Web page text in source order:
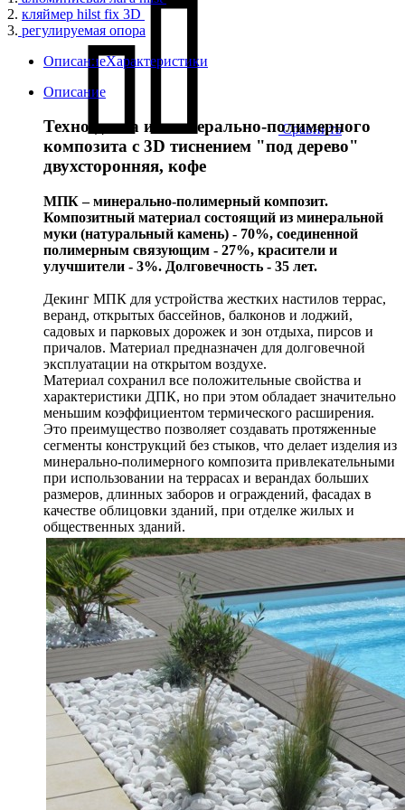
Сравнить
2. кляймер hilst fix 3D
3. регулируемая опора
ОписаниеХарактеристики
Описание
Техно-доска из минерально-полимерного
композита с 3D тиснением "под дерево"
двухсторонняя, кофе
МПК – минерально-полимерный композит.
Композитный материал состоящий из минеральной
муки (натуральный камень) - 70%, соединенной
полимерным связующим - 27%, красители и
улучшители - 3%. Долговечность - 35 лет.
Декинг МПК для устройства жестких настилов террас,
веранд, открытых бассейнов, балконов и лоджий,
садовых и парковых дорожек и зон отдыха, пирсов и
причалов. Материал предназначен для долговечной
эксплуатации на открытом воздухе.
Материал сохранил все положительные свойства и
характеристики ДПК, но при этом обладает значительно
меньшим коэффициентом термического расширения.
Это преимущество позволяет создавать протяженные
сегменты конструкций без стыков, что делает изделия из
минерально-полимерного композита привлекательными
при использовании на террасах и верандах больших
размеров, длинных заборов и ограждений, фасадах в
качестве облицовки зданий, при отделке жилых и
общественных зданий.